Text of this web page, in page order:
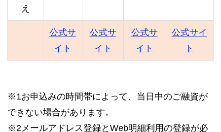
え
公式サ
イト
公式サ
イト
公式サ
イト
公式サイ
ト
※1お申込みの時間帯によって、当日中のご融資が
できない場合があります。
※2メールアドレス登録とWeb明細利用の登録が必